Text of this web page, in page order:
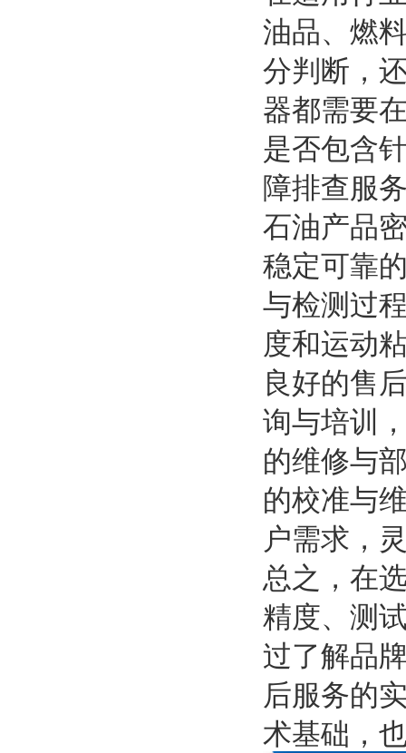
油品、燃
分判断，
器都需要
是否包含
障排查服
石油产品
稳定可靠
与检测过
度和运动
良好的售
询与培训
的维修与
的校准与
户需求，
总之，在
精度、测
过了解品
后服务的
术基础，